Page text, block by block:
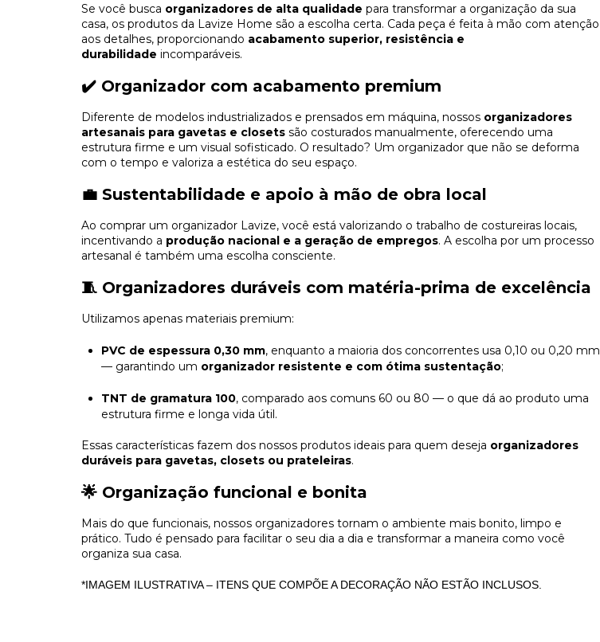
Se você busca organizadores de alta qualidade para transformar a organização da sua
casa, os produtos da Lavize Home são a escolha certa. Cada peça é feita à mão com atenção
aos detalhes, proporcionando acabamento superior, resistência e
durabilidade incomparáveis.
✔️ Organizador com acabamento premium
Diferente de modelos industrializados e prensados em máquina, nossos organizadores
artesanais para gavetas e closets são costurados manualmente, oferecendo uma
estrutura firme e um visual sofisticado. O resultado? Um organizador que não se deforma
com o tempo e valoriza a estética do seu espaço.
💼 Sustentabilidade e apoio à mão de obra local
Ao comprar um organizador Lavize, você está valorizando o trabalho de costureiras locais,
incentivando a produção nacional e a geração de empregos. A escolha por um processo
artesanal é também uma escolha consciente.
🧵 Organizadores duráveis com matéria-prima de excelência
Utilizamos apenas materiais premium:
PVC de espessura 0,30 mm, enquanto a maioria dos concorrentes usa 0,10 ou 0,20 mm
— garantindo um organizador resistente e com ótima sustentação;
TNT de gramatura 100, comparado aos comuns 60 ou 80 — o que dá ao produto uma
estrutura firme e longa vida útil.
Essas características fazem dos nossos produtos ideais para quem deseja organizadores
duráveis para gavetas, closets ou prateleiras.
🌟 Organização funcional e bonita
Mais do que funcionais, nossos organizadores tornam o ambiente mais bonito, limpo e
prático. Tudo é pensado para facilitar o seu dia a dia e transformar a maneira como você
organiza sua casa.
*IMAGEM ILUSTRATIVA – ITENS QUE COMPÕE A DECORAÇÃO NÃO ESTÃO INCLUSOS.